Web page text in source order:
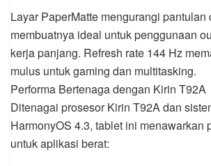
Layar PaperMatte mengurangi pantulan
membuatnya ideal untuk penggunaan
kerja panjang. Refresh rate 144 Hz
mulus untuk gaming dan multitasking.
Performa Bertenaga dengan Kirin T92A
Ditenagai prosesor Kirin T92A dan
HarmonyOS 4.3, tablet ini menawarkan
untuk aplikasi berat: